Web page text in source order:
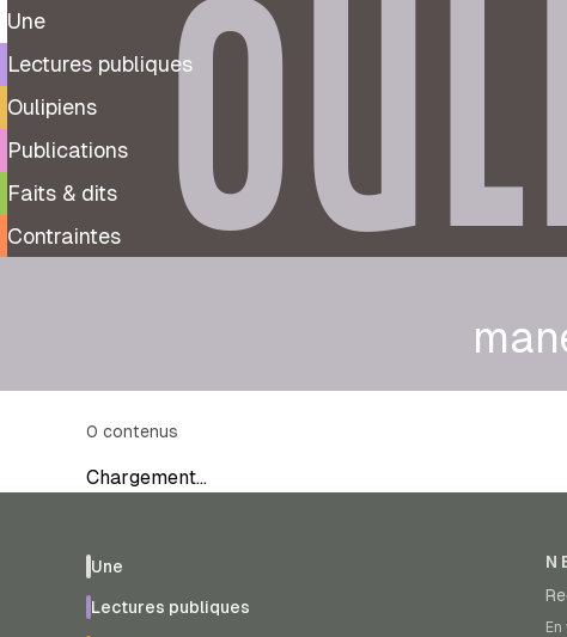
Une
Lectures publiques
Oulipiens
Publications
Faits & dits
Contraintes
0 contenus
Chargement…
Une
Lectures publiques